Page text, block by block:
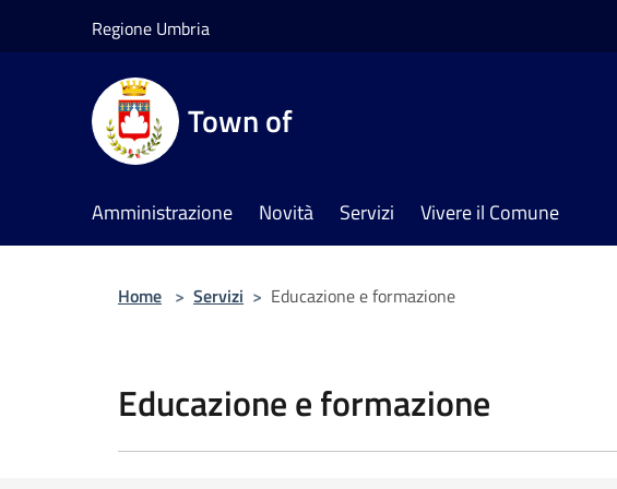
Regione Umbria
Town of
Amministrazione Novità Servizi Vivere il Comune
Home > Servizi > Educazione e formazione
Educazione e formazione